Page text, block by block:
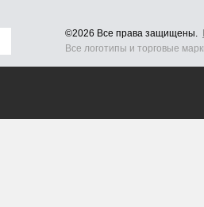
©2026 Все права защищены.
Все логотипы и торговые